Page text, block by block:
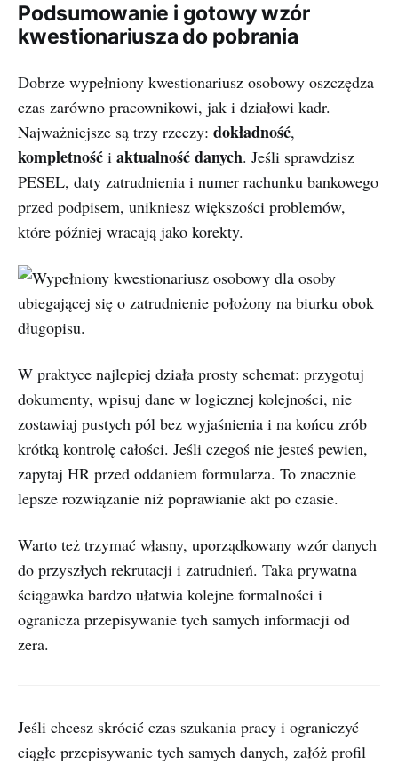
Podsumowanie i gotowy wzór
kwestionariusza do pobrania
Dobrze wypełniony kwestionariusz osobowy oszczędza
czas zarówno pracownikowi, jak i działowi kadr.
Najważniejsze są trzy rzeczy: dokładność,
kompletność i aktualność danych. Jeśli sprawdzisz
PESEL, daty zatrudnienia i numer rachunku bankowego
przed podpisem, unikniesz większości problemów,
które później wracają jako korekty.
W praktyce najlepiej działa prosty schemat: przygotuj
dokumenty, wpisuj dane w logicznej kolejności, nie
zostawiaj pustych pól bez wyjaśnienia i na końcu zrób
krótką kontrolę całości. Jeśli czegoś nie jesteś pewien,
zapytaj HR przed oddaniem formularza. To znacznie
lepsze rozwiązanie niż poprawianie akt po czasie.
Warto też trzymać własny, uporządkowany wzór danych
do przyszłych rekrutacji i zatrudnień. Taka prywatna
ściągawka bardzo ułatwia kolejne formalności i
ogranicza przepisywanie tych samych informacji od
zera.
Jeśli chcesz skrócić czas szukania pracy i ograniczyć
ciągłe przepisywanie tych samych danych, załóż profil